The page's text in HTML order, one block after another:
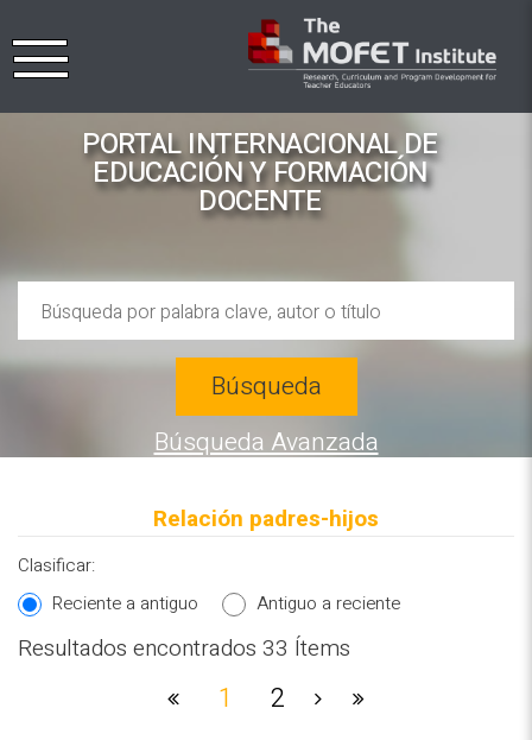
PORTAL INTERNACIONAL DE
EDUCACIÓN Y FORMACIÓN
DOCENTE
REPOSITORIO EN LÍNEA DE
Búsqueda
Búsqueda Avanzada
Relación padres-hijos
Clasificar:
Reciente a antiguo
Antiguo a reciente
Resultados encontrados 33 Ítems
1 2